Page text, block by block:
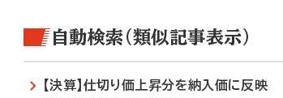
自動検索（類似記事表示）
【決算】仕切り価上昇分を納入価に反映